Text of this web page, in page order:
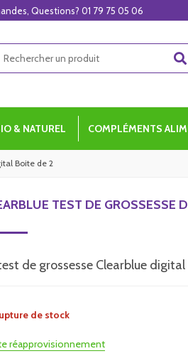
& NATUREL COMPLÉMENTS
Boite de 2
TEST DE GROSSESSE
de grossesse Clearblue
de stock
réapprovisionnement
Questions? 01 79 75 05 06